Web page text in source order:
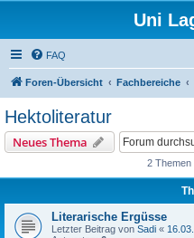
Uni
FAQ
Foren-Übersicht Fachbereiche
Hektoliteratur
Neues Thema
2 Themen
Literarische Ergüsse
Letzter Beitrag von Sadi «